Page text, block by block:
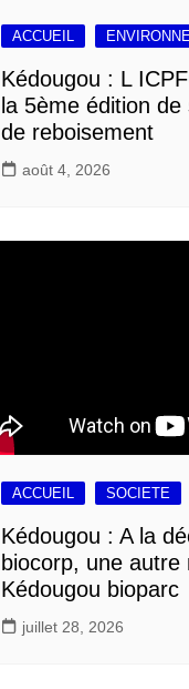
ACCUEIL
Kédougou : L
la 5ème édition
de reboisement
août 4, 2026
ACCUEIL SOCIETE
Kédougou : A la
biocorp, une autre
Kédougou bioparc
juillet 28, 2026